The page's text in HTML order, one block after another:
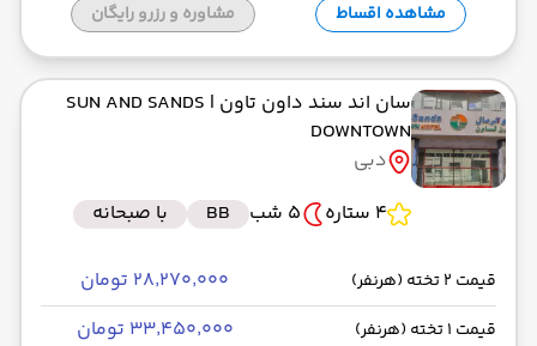
مشاهده اقساط مشاوره و رزرو رایگان
سان اند سند داون تاون | SUN AND SANDS
DOWNTOWN
دبی
4 ستاره
5 شب BB با صبحانه
قیمت 2 تخته (هرنفر) ۲۸٬۲۷۰٬۰۰۰ تومان
قیمت 1 تخته (هرنفر) ۳۳٬۴۵۰٬۰۰۰ تومان